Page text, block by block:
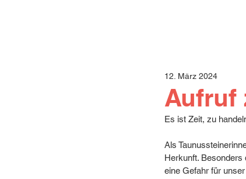
Aufruf
12. März 2024
Es ist Zeit, zu
Als
Herkunft.
eine Gefahr für